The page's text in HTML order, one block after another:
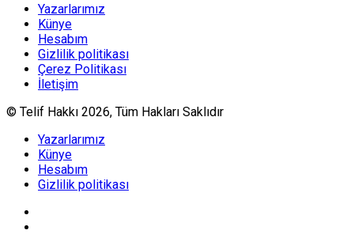
Yazarlarımız
Künye
Hesabım
Gizlilik politikası
Çerez Politikası
İletişim
© Telif Hakkı 2026, Tüm Hakları Saklıdır
Yazarlarımız
Künye
Hesabım
Gizlilik politikası